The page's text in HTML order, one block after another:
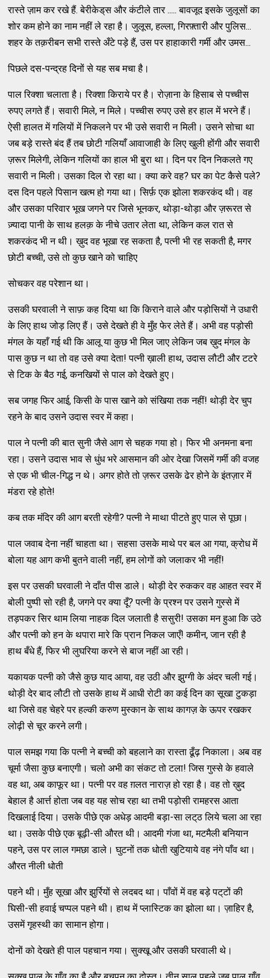
रास्‍ते ज़ाम कर रखे हैं. बेरीकेड्‌स और कंटीले तार ..... बावजूद इसके जुलूसों का
शोर कम होने का नाम नहीं ले रहा है। जुलूस, हल्‍ला, गिरफ़्‍तारी और पुलिस...
शहर के तक़रीबन सभी रास्‍ते अँटे पड़े हैं, उस पर हाहाकारी गर्मी और उमस...
पिछले दस-पन्‍द्रह दिनों से यह सब मचा है।
पाल रिक्‍शा चलाता है। रिक्‍शा किराये पर है। रोज़ाना के हिसाब से पच्‍चीस
रुपए लगते हैं। सवारी मिले, न मिले। पच्‍चीस रुपए उसे हर हाल में भरने हैं।
ऐसी हालत में गलियों में निकलने पर भी उसे सवारी न मिली। उसने सोचा था
जब बड़े रास्‍ते बंद हैं तब छोटी गलियाँ आवाजाही के लिए खुली होंगी और सवारी
ज़रूर मिलेगी, लेकिन गलियों का हाल भी बुरा था। दिन पर दिन निकलते गए
सवारी न मिली। उसका दिल रो रहा था। क्‍या करे वह? घर का पेट कैसे पले?
दस दिन पहले पिसान खत्‍म हो गया था। सिर्फ़ एक झोला शकरकंद थी। वह
और उसका परिवार भूख जगने पर जिसे भूनकर, थोड़ा-थोड़ा और ज़रूरत से
ज़्‍यादा पानी के साथ हलक़ के नीचे उतार लेता था, लेकिन कल रात से
शकरकंद भी न थी। ख़ुद वह भूखा रह सकता है, पत्‍नी भी रह सकती है, मगर
छोटी बच्‍ची, उसे तो कुछ खाने को चाहिए
सोचकर वह परेशान था।
उसकी घरवाली ने साफ़ कह दिया था कि किराने वाले और पड़ोसियों ने उधारी
के लिए हाथ जोड़ लिए हैं। उसे देखते ही वे मुँह फेर लेते हैं। अभी वह पड़ोसी
मंगल के यहाँ गई थी कि आलू या कुछ भी मिल जाए लेकिन जब ख़ुद मंगल के
पास कुछ न था तो वह उसे क्‍या देता! पत्‍नी ख़ाली हाथ, उदास लौटी और टटरे
से टिक के बैठ गई, कनखियों से पाल को देखते हुए।
सब जगह फिर आई, किसी के पास खाने को संखिया तक नहीं! थोड़ी देर चुप
रहने के बाद उसने उदास स्‍वर में कहा।
पाल ने पत्‍नी की बात सुनी जैसे आग से चहक गया हो। फिर भी अनमना बना
रहा। उसने उदास भाव से धुंध भरे आसमान की ओर देखा जिसमें गर्मी की वजह
से एक भी चील-गिद्ध न थे। अगर होते तो ज़रूर उसके ढेर होने के इंतज़ार में
मंडरा रहे होते!
कब तक मंदिर की आग बरती रहेगी? पत्‍नी ने माथा पीटते हुए पाल से पूछा।
पाल जवाब देना नहीं चाहता था। सहसा उसके माथे पर बल आ गया, क्रोध में
बोला यह आग कभी बुतने वाली नहीं, हम लोगों को जलाकर भी नहीं!
इस पर उसकी घरवाली ने दाँत पीस डाले। थोड़ी देर रुककर वह आहत स्‍वर में
बोली पुष्‍पी सो रही है, जगने पर क्‍या दूँ? पत्‍नी के प्रश्‍न पर उसने गुस्‍से में
तड़पकर सिर थाम लिया नाहक दिल जलाती है ससुरी! उसका मन हुआ कि उठे
और पत्‍नी को हन के थपारा मारे कि प्रान निकल जाएँ! कमीन, जान रही है
हाथ बँधे हैं, फिर भी लुघरिया करने से बाज नहीं आ रही।
यकायक पत्‍नी को जैसे कुछ याद आया, वह उठी और झुग्‍गी के अंदर चली गई।
थोड़ी देर बाद लौटी तो उसके हाथ में आधी रोटी का कई दिन का सूखा टुकड़ा
था जिसे वह चेहरे पर हल्‍की करुण मुस्‍कान के साथ कागज़ के ऊपर रखकर
लोढ़ी से चूर करने लगी।
पाल समझ गया कि पत्‍नी ने बच्‍ची को बहलाने का रास्‍ता ढूँढ़ निकाला। अब वह
चूर्मा जैसा कुछ बनाएगी। चलो अभी का संकट तो टला! जिस गुस्‍से के हवाले
वह था, अब काफूर था। पत्‍नी पर वह ग़लत नाराज़ हो रहा है। वह तो ख़ुद
बेहाल है आर्त्त होता जब वह यह सोच रहा था तभी पड़ोसी रामहरस आता
दिखलाई दिया। उसके पीछे एक अधेड़ आदमी बड़ा-सा लट्‌ठ लिये चला आ रहा
था। उसके पीछे एक बूढ़ी-सी औरत थी। आदमी गंजा था, मटमैली बनियान
पहने, उस पर लाल गमछा डाले। घुटनों तक धोती खुटियाये वह नंगे पाँव था।
औरत नीली धोती
पहने थी। मुँह सूखा और झुर्रियों से लदबद था। पाँवों में वह बड़े पट्‌टों की
घिसी-सी हवाई चप्‍पल पहने थी। हाथ में प्‍लास्‍टिक का झोला था। ज़ाहिर है,
उसमें गृहस्‍थी का सामान होगा।
दोनों को देखते ही पाल पहचान गया। सुक्‍खू और उसकी घरवाली थे।